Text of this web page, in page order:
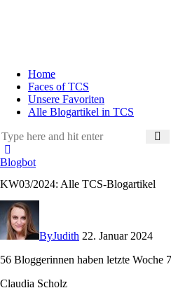
Home
Faces of TCS
Unsere Favoriten
Alle Blogartikel in TCS
Blogbot
KW03/2024: Alle TCS-Blogartikel
ByJudith 22. Januar 2024
56 Bloggerinnen haben letzte Woche
Claudia Scholz